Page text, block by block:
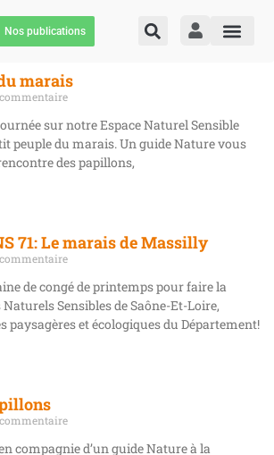
Nos publications
marais
sur notre Espace Naturel Sensible
peuple du marais. Un guide Nature vous
des papillons,
71: Le marais de Massilly
de congé de printemps pour faire la
Sensibles de Saône-Et-Loire,
paysagères et écologiques du Département!
compagnie d’un guide Nature à la